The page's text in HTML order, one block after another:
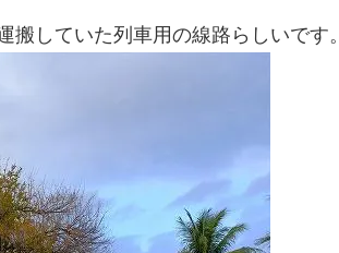
していた列車用の線路らしいです。